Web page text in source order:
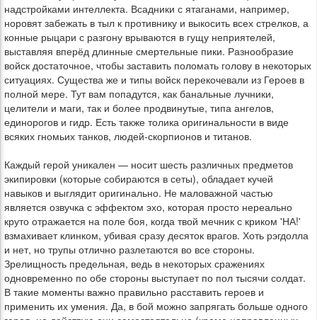
надстройками интеллекта. Всадники с ятаганами, например,
норовят забежать в тыл к противнику и выкосить всех стрелков, а
конные рыцари с разгону врываются в гущу неприятелей,
выставляя вперёд длинные смертельные пики. Разнообразие
войск достаточное, чтобы заставить поломать голову в некоторых
ситуациях. Существа же и типы войск перекочевали из Героев в
полной мере. Тут вам попадутся, как банальные лучники,
целители и маги, так и более продвинутые, типа ангелов,
единорогов и гидр. Есть также толика оригинальности в виде
всяких гномьих танков, людей-скорпионов и титанов.
Каждый герой уникален — носит шесть различных предметов
экипировки (которые собираются в сеты), обладает кучей
навыков и выглядит оригинально. Не маловажной частью
является озвучка с эффектом эхо, которая просто нереально
круто отражается на поле боя, когда твой мечник с криком 'НА!'
взмахивает клинком, убивая сразу десяток врагов. Хоть рэгдолла
и нет, но трупы отлично разлетаются во все стороны.
Зрелищность предельная, ведь в некоторых сражениях
одновременно по обе стороны выступает по пол тысячи солдат.
В такие моменты важно правильно расставить героев и
применить их умения. Да, в бой можно запрягать больше одного